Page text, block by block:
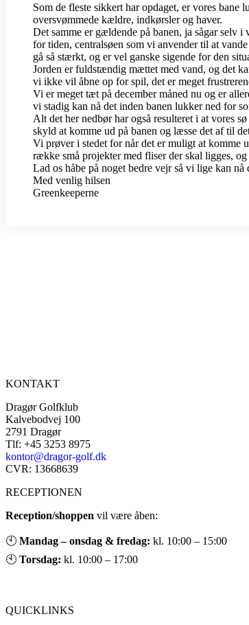
Som de fleste sikkert har opdaget, er vores
oversvømmede kældre, indkørsler og haver.
Det samme er gældende på banen, ja sågar selv
for tiden, centralsøen som vi anvender til at
gå så stærkt, og er vel ganske sigende for den
Jorden er fuldstændig mættet med vand, og det
vi ikke vil åbne op for spil, det er meget
Vi er meget tæt på december måned nu og er
vi stadig kan nå det inden banen lukker ned for
Alt det her nedbør har også resulteret i at vores
skyld at komme ud på banen og læsse det af til
Vi prøver i stedet for når det er muligt at komme
række små projekter med fliser der skal ligges,
Lad os håbe på noget bedre vejr så vi lige kan nå
Med venlig hilsen
Greenkeeperne
KONTAKT
Dragør Golfklub
Kalvebodvej 100
2791 Dragør
Tlf: +45 3253 8975
kontor@dragor-golf.dk
CVR: 13668639
RECEPTIONEN
Reception/shoppen vil være åben:
🕙 Mandag – onsdag & fredag: kl. 10:00 – 15:00
🕙 Torsdag: kl. 10:00 – 17:00
QUICKLINKS